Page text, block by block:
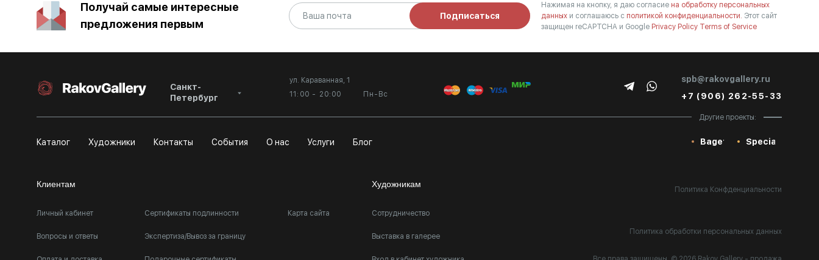
Получай самые интересные
предложения первым
Подписаться
Нажимая на кнопку, я даю согласие на обработку персональных
данных и соглашаюсь с политикой конфиденциальности. Этот сайт
защищен reCAPTCHA и Google Privacy Policy Terms of Service
Санкт-
Петербург
ул. Караванная, 1
11:00 - 20:00
Пн-Вс
spb@rakovgallery.ru
+7 (906) 262-55-33
Каталог Художники Контакты События О нас Услуги Блог
Другие проекты:
Baget Special
Клиентам
Личный кабинет
Вопросы и ответы
Сертификаты подлинности
Экспертиза/Вывоз за границу
Карта сайта
Художникам
Сотрудничество
Выставка в галерее
Политика Конфденциальности
Политика обработки персональных данных